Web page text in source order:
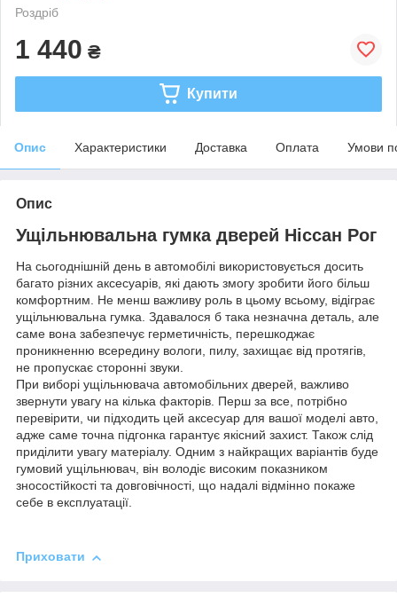
Роздріб
1 440 ₴
Купити
Опис Характеристики Доставка Оплата Умови
Опис
Ущільнювальна гумка дверей Ніссан Рог
На сьогоднішній день в автомобілі використовується досить
багато різних аксесуарів, які дають змогу зробити його більш
комфортним. Не менш важливу роль в цьому всьому, відіграє
ущільнювальна гумка. Здавалося б така незначна деталь, але
саме вона забезпечує герметичність, перешкоджає
проникненню всередину вологи, пилу, захищає від протягів,
не пропускає сторонні звуки.
При виборі ущільнювача автомобільних дверей, важливо
звернути увагу на кілька факторів. Перш за все, потрібно
перевірити, чи підходить цей аксесуар для вашої моделі авто,
адже саме точна підгонка гарантує якісний захист. Також слід
приділити увагу матеріалу. Одним з найкращих варіантів буде
гумовий ущільнювач, він володіє високим показником
зносостійкості та довговічності, що надалі відмінно покаже
себе в експлуатації.
Приховати